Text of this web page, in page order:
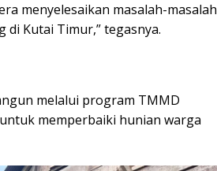
menyelesaikan masalah-masalah
Kutai Timur,” tegasnya.
melalui program TMMD
memperbaiki hunian warga